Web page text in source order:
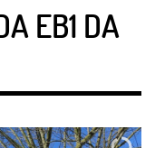
EB1 DA